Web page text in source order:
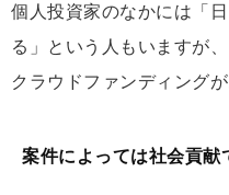
個人投資家のなかには「
る」という人もいますが
クラウドファンディングが
案件によっては社会貢献